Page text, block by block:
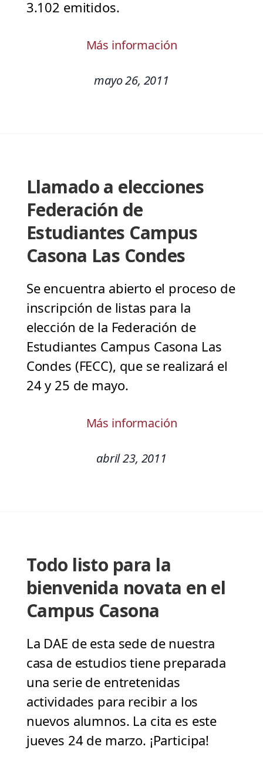
3.102 emitidos.
Más información
mayo 26, 2011
Llamado a elecciones
Federación de
Estudiantes Campus
Casona Las Condes
Se encuentra abierto el proceso de
inscripción de listas para la
elección de la Federación de
Estudiantes Campus Casona Las
Condes (FECC), que se realizará el
24 y 25 de mayo.
Más información
abril 23, 2011
Todo listo para la
bienvenida novata en el
Campus Casona
La DAE de esta sede de nuestra
casa de estudios tiene preparada
una serie de entretenidas
actividades para recibir a los
nuevos alumnos. La cita es este
jueves 24 de marzo. ¡Participa!